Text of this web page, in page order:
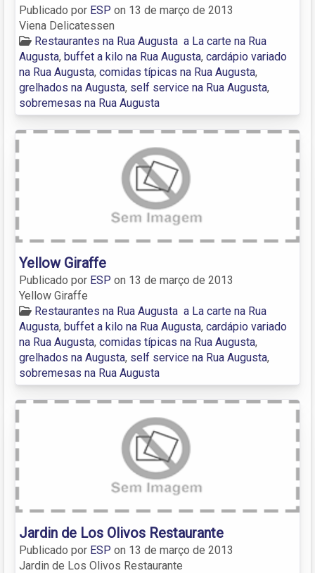
Publicado por ESP on 13 de março de 2013
Viena Delicatessen
Restaurantes na Rua Augusta a La carte na Rua
Augusta, buffet a kilo na Rua Augusta, cardápio variado
na Rua Augusta, comidas típicas na Rua Augusta,
grelhados na Augusta, self service na Rua Augusta,
sobremesas na Rua Augusta
Yellow Giraffe
Publicado por ESP on 13 de março de 2013
Yellow Giraffe
Restaurantes na Rua Augusta a La carte na Rua
Augusta, buffet a kilo na Rua Augusta, cardápio variado
na Rua Augusta, comidas típicas na Rua Augusta,
grelhados na Augusta, self service na Rua Augusta,
sobremesas na Rua Augusta
Jardin de Los Olivos Restaurante
Publicado por ESP on 13 de março de 2013
Jardin de Los Olivos Restaurante